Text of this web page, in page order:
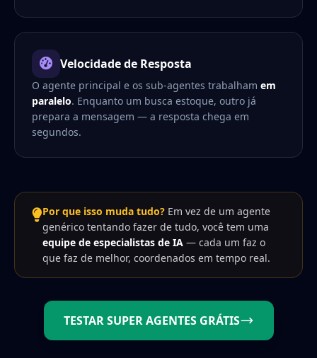
Velocidade de Resposta
O agente principal e os sub-agentes trabalham em
paralelo. Enquanto um busca estoque, outro já
prepara a mensagem — a resposta chega em
segundos.
Por que isso muda tudo? Em vez de um agente
genérico tentando fazer de tudo, você tem uma
equipe de especialistas de IA — cada um faz o
que faz de melhor, coordenados em tempo real.
TESTAR SUPER AGENTES GRÁTIS